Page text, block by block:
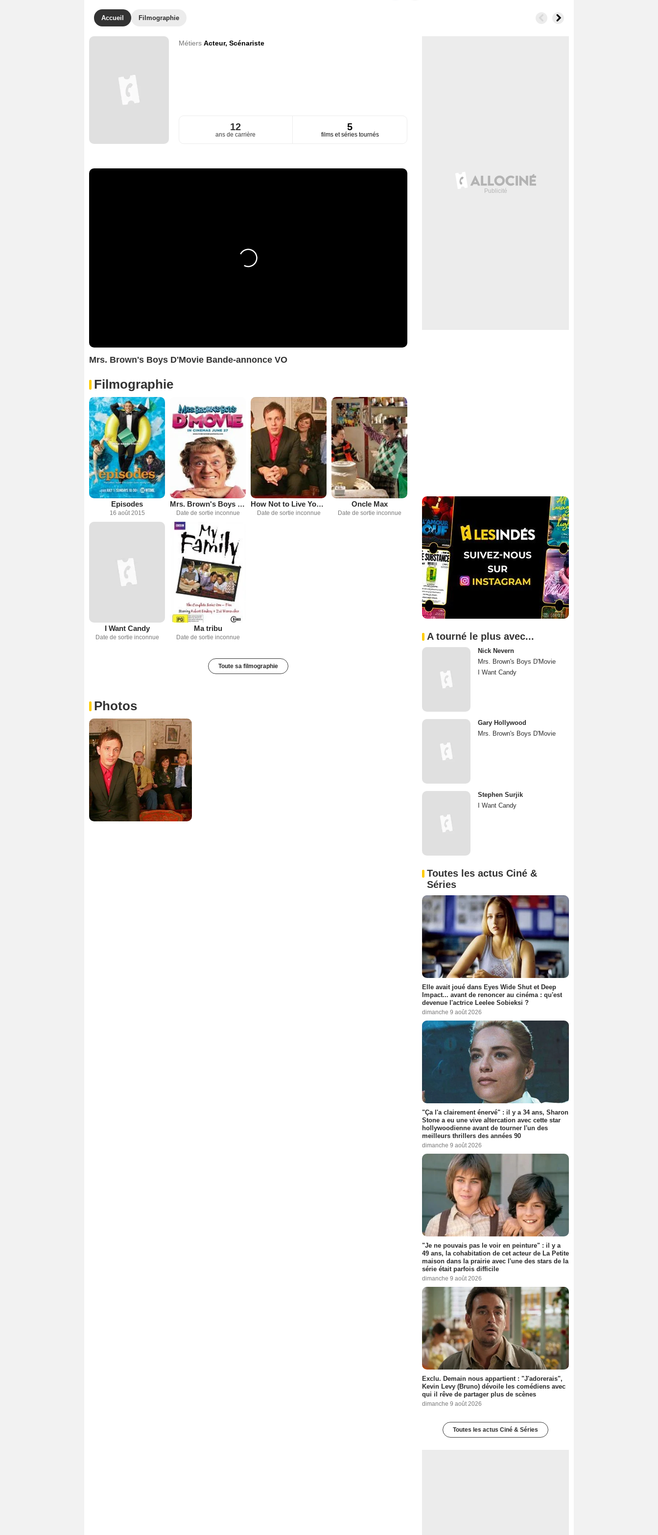
Accueil Filmographie
Métiers Acteur, Scénariste
12
ans de carrière
5
films et séries tournés
Mrs. Brown's Boys D'Movie Bande-annonce VO
Filmographie
Episodes
16 août 2015
Mrs. Brown's Boys D'Movie
Date de sortie inconnue
How Not to Live Your Life
Date de sortie inconnue
Oncle Max
Date de sortie inconnue
I Want Candy
Date de sortie inconnue
Ma tribu
Date de sortie inconnue
Toute sa filmographie
Photos
A tourné le plus avec...
Nick Nevern
Mrs. Brown's Boys D'Movie
I Want Candy
Gary Hollywood
Mrs. Brown's Boys D'Movie
Stephen Surjik
I Want Candy
Toutes les actus Ciné &
Séries
Elle avait joué dans Eyes Wide Shut et Deep
Impact... avant de renoncer au cinéma : qu'est
devenue l'actrice Leelee Sobieksi ?
dimanche 9 août 2026
"Ça l'a clairement énervé" : il y a 34 ans, Sharon
Stone a eu une vive altercation avec cette star
hollywoodienne avant de tourner l'un des
meilleurs thrillers des années 90
dimanche 9 août 2026
"Je ne pouvais pas le voir en peinture" : il y a
49 ans, la cohabitation de cet acteur de La Petite
maison dans la prairie avec l'une des stars de la
série était parfois difficile
dimanche 9 août 2026
Exclu. Demain nous appartient : "J'adorerais",
Kevin Levy (Bruno) dévoile les comédiens avec
qui il rêve de partager plus de scènes
dimanche 9 août 2026
Toutes les actus Ciné & Séries